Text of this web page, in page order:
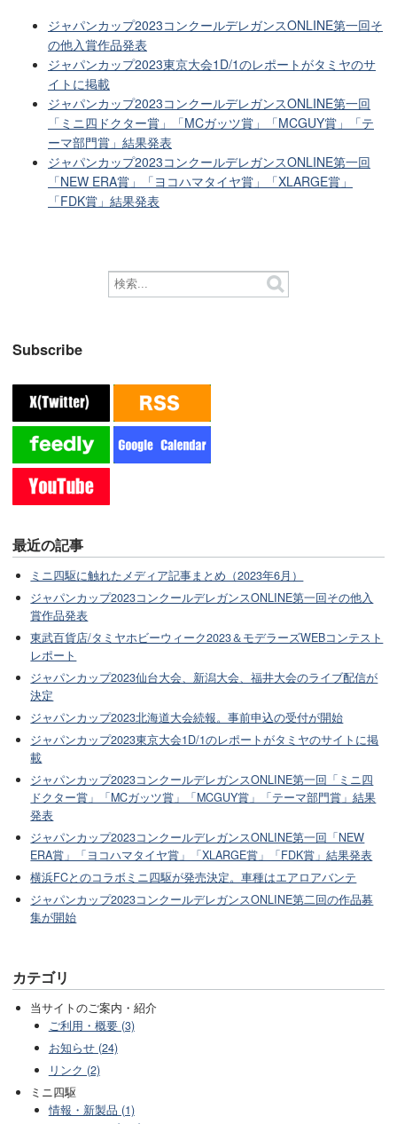
ジャパンカップ2023コンクールデレガンスONLINE第一回そ
の他入賞作品発表
ジャパンカップ2023東京大会1D/1のレポートがタミヤのサ
イトに掲載
ジャパンカップ2023コンクールデレガンスONLINE第一回
「ミニ四ドクター賞」「MCガッツ賞」「MCGUY賞」「テ
ーマ部門賞」結果発表
ジャパンカップ2023コンクールデレガンスONLINE第一回
「NEW ERA賞」「ヨコハマタイヤ賞」「XLARGE賞」
「FDK賞」結果発表
Subscribe
最近の記事
ミニ四駆に触れたメディア記事まとめ（2023年6月）
ジャパンカップ2023コンクールデレガンスONLINE第一回その他入
賞作品発表
東武百貨店/タミヤホビーウィーク2023＆モデラーズWEBコンテスト
レポート
ジャパンカップ2023仙台大会、新潟大会、福井大会のライブ配信が
決定
ジャパンカップ2023北海道大会続報。事前申込の受付が開始
ジャパンカップ2023東京大会1D/1のレポートがタミヤのサイトに掲
載
ジャパンカップ2023コンクールデレガンスONLINE第一回「ミニ四
ドクター賞」「MCガッツ賞」「MCGUY賞」「テーマ部門賞」結果
発表
ジャパンカップ2023コンクールデレガンスONLINE第一回「NEW
ERA賞」「ヨコハマタイヤ賞」「XLARGE賞」「FDK賞」結果発表
横浜FCとのコラボミニ四駆が発売決定。車種はエアロアバンテ
ジャパンカップ2023コンクールデレガンスONLINE第二回の作品募
集が開始
カテゴリ
当サイトのご案内・紹介
ご利用・概要 (3)
お知らせ (24)
リンク (2)
ミニ四駆
情報・新製品 (1)